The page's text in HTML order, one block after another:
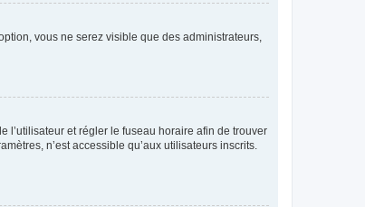
vous ne serez visible que des administrateurs,
l’utilisateur et régler le fuseau horaire afin de trouver
n’est accessible qu’aux utilisateurs inscrits.